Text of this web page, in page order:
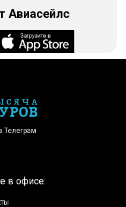
Авиасейлс
Телеграм
в офисе: